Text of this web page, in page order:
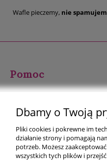
Wafle pieczemy, nie
Pomoc
Płatności i
Informacje
Dbamy o Twoją
Pliki cookies i pokrewne im
działanie strony i pomagają
potrzeb. Możesz
wszystkich tych plików i